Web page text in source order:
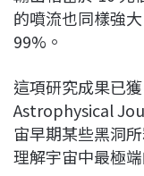
的噴流也同樣強
99%。
這項研究成果已
Astrophysical
宙早期某些黑洞
理解宇宙中最極